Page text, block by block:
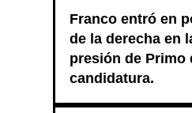
Franco entró en
de la derecha en
presión de Primo
candidatura.